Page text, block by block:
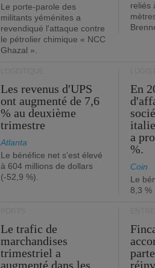
Le porte-parole des
militants yéménites a
revendiqué l'attaque contre
le pétrolier chimique « NCC
Ghazal ».
reliés
Les revenus d'UPS
ont augmenté de 7,6
% au deuxième
trimestre
Atlanta
Le bénéfice net s'est élevé
à 604 millions de dollars
(-52,9 %).
En
a
%.
Coin
Le
8,3 %
Le trafic de
marchandises
trimestriel a
augmenté dans les